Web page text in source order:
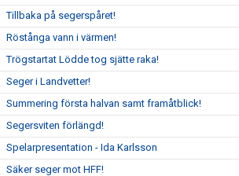
Tillbaka på segerspåret!
Röstånga vann i värmen!
Trögstartat Lödde tog sjätte raka!
Seger i Landvetter!
Summering första halvan samt framåtblick!
Segersviten förlängd!
Spelarpresentation - Ida Karlsson
Säker seger mot HFF!